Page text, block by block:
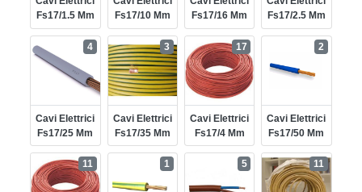
Fs17/1.5 Mm
Fs17/10 Mm
Fs17/16 Mm
Fs17/2.5 Mm
Cavi Elettrici
Fs17/25 Mm
4
Cavi Elettrici
Fs17/35 Mm
3
Cavi Elettrici
Fs17/4 Mm
17
Cavi Elettrici
Fs17/50 Mm
2
11 1 5 11